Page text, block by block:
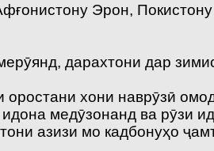
Эрон,
дарахтони дар
хони наврӯзӣ
медӯзонанд ва рӯзи
азизи мо кадбонуҳо